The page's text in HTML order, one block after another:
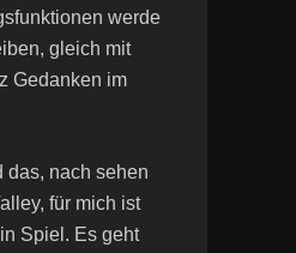
werde
gleich mit
Gedanken im
das, nach sehen
für mich ist
Spiel. Es geht